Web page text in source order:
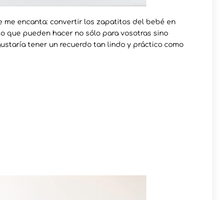
me encanta: convertir los zapatitos del bebé en
que pueden hacer no sólo para vosotras sino
tener un recuerdo tan lindo y práctico como